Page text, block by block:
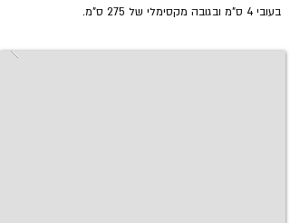
בעובי 4 ס"מ ובגובה מקסימלי של 275 ס"מ.